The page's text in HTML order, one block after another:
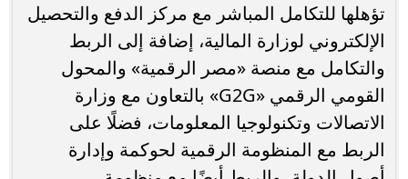
تؤهلها للتكامل المباشر مع مركز الدفع والتحصيل
الإلكتروني لوزارة المالية، إضافة إلى الربط
والتكامل مع منصة «مصر الرقمية» والمحول
القومي الرقمي «G2G» بالتعاون مع وزارة
الاتصالات وتكنولوجيا المعلومات، فضلًا على
الربط مع المنظومة الرقمية لحوكمة وإدارة